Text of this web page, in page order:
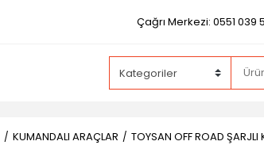
Çağrı Merkezi: 0551 039
KUMANDALI ARAÇLAR TOYSAN OFF ROAD